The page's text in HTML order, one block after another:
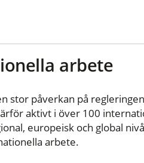
arbete
stor påverkan på
aktivt i över 100
europeisk och global
arbete.